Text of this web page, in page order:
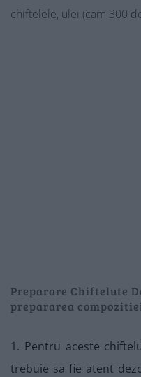
chiftelele, ulei (cam 300
Preparare Chiftelute
prepararea
1. Pentru aceste
trebuie sa fie atent